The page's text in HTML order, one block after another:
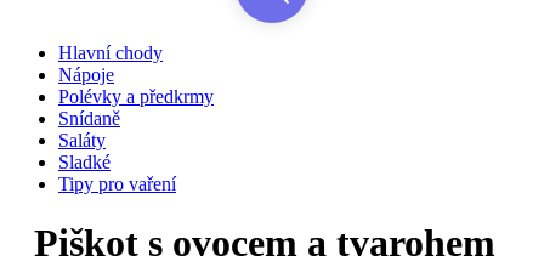
Hlavní chody
Nápoje
Polévky a předkrmy
Snídaně
Saláty
Sladké
Tipy pro vaření
Piškot s ovocem a tvarohem